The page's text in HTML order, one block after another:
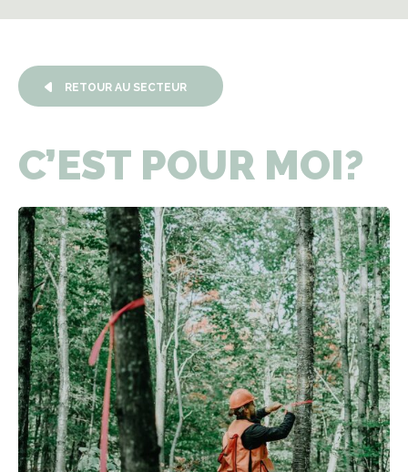
RETOUR AU SECTEUR
C’EST POUR MOI?